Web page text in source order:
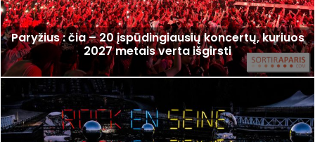
Paryžius : čia – 20 įspūdingiausių koncertų, kuriuos
2027 metais verta išgirsti